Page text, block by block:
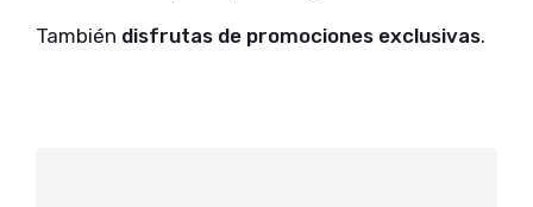
También disfrutas de promociones exclusivas.